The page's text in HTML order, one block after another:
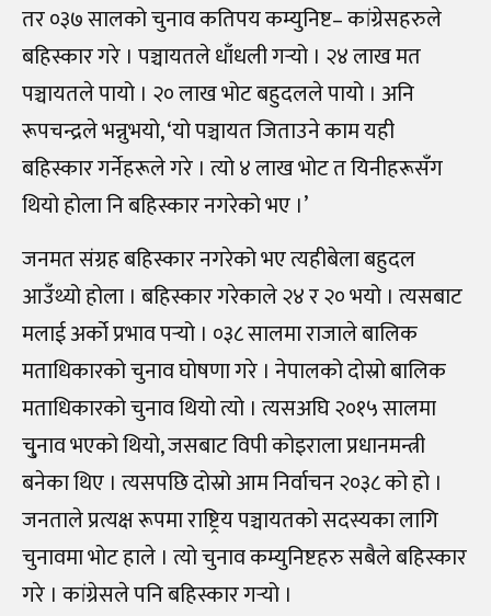
तर ०३७ सालको चुनाव कतिपय कम्युनिष्ट– कांग्रेसहरुले
बहिस्कार गरे । पञ्चायतले धाँधली गर्‍यो । २४ लाख मत
पञ्चायतले पायो । २० लाख भोट बहुदलले पायो । अनि
रूपचन्द्रले भन्नुभयो, ‘यो पञ्चायत जिताउने काम यही
बहिस्कार गर्नेहरूले गरे । त्यो ४ लाख भोट त यिनीहरूसँग
थियो होला नि बहिस्कार नगरेको भए ।’
जनमत संग्रह बहिस्कार नगरेको भए त्यहीबेला बहुदल
आउँथ्यो होला । बहिस्कार गरेकाले २४ र २० भयो । त्यसबाट
मलाई अर्को प्रभाव पर्‍यो । ०३८ सालमा राजाले बालिक
मताधिकारको चुनाव घोषणा गरे । नेपालको दोस्रो बालिक
मताधिकारको चुनाव थियो त्यो । त्यसअघि २०१५ सालमा
चु्नाव भएको थियो, जसबाट विपी कोइराला प्रधानमन्त्री
बनेका थिए । त्यसपछि दोस्रो आम निर्वाचन २०३८ को हो ।
जनताले प्रत्यक्ष रूपमा राष्ट्रिय पञ्चायतको सदस्यका लागि
चुनावमा भोट हाले । त्यो चुनाव कम्युनिष्टहरु सबैले बहिस्कार
गरे । कांग्रेसले पनि बहिस्कार गर्‍यो ।